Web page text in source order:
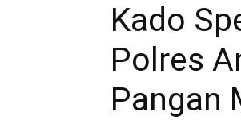
Kado
Polres
Pangan